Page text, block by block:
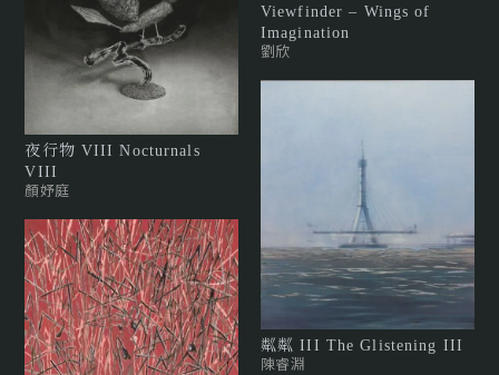
夜行物 VIII Nocturnals
VIII
顏妤庭
Viewfinder – Wings of
Imagination
劉欣
粼粼 III The Glistening III
陳睿淵